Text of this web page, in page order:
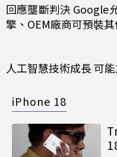
回應壟斷判決 Google
擎、OEM廠商可預裝
人工智慧技術成長 可
iPhone 18